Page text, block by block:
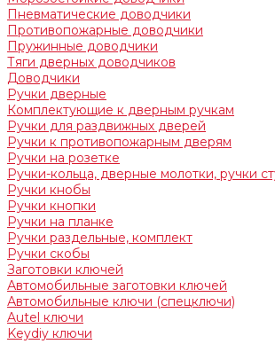
Пневматические доводчики
Противопожарные доводчики
Пружинные доводчики
Тяги дверных доводчиков
Доводчики
Ручки дверные
Комплектующие к дверным ручкам
Ручки для раздвижных дверей
Ручки к противопожарным дверям
Ручки на розетке
Ручки-кольца, дверные молотки, ручки
Ручки кнобы
Ручки кнопки
Ручки на планке
Ручки раздельные, комплект
Ручки скобы
Заготовки ключей
Автомобильные заготовки ключей
Автомобильные ключи (спецключи)
Autel ключи
Keydiy ключи